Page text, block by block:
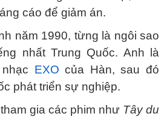
cáo để giảm án.
năm 1990, từng là ngôi sao
nhất Trung Quốc. Anh là
EXO của Hàn, sau đó
phát triển sự nghiệp.
gia các phim như Tây du